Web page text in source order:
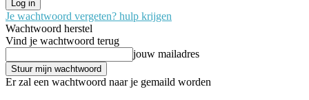
Je wachtwoord vergeten? hulp krijgen
Wachtwoord herstel
Vind je wachtwoord terug
jouw mailadres
Er zal een wachtwoord naar je gemaild worden